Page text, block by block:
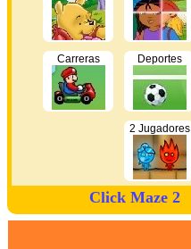
Carreras Deportes
2 Jugadores
Click Maze 2